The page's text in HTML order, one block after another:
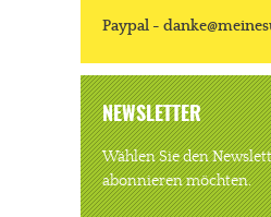
Paypal -
NEWSLETTER
Wählen Sie den
abonnieren möchten.